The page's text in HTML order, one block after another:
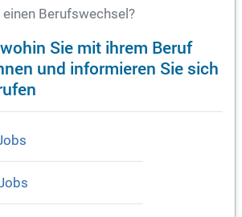
einen Berufswechsel?
Sie mit ihrem Beruf
und informieren Sie sich